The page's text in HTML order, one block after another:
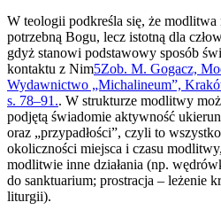
W teologii podkreśla się, że modlitwa
potrzebną Bogu, lecz istotną dla
gdyż stanowi podstawowy sposób
kontaktu z Nim5Zob. M. Gogacz,
Wydawnictwo „Michalineum”,
s. 78–91.. W strukturze modlitwy
podjętą świadomie aktywność
oraz „przypadłości”, czyli to
okoliczności miejsca i czasu
modlitwie inne działania (np.
do sanktuarium; prostracja – leżenie
liturgii).